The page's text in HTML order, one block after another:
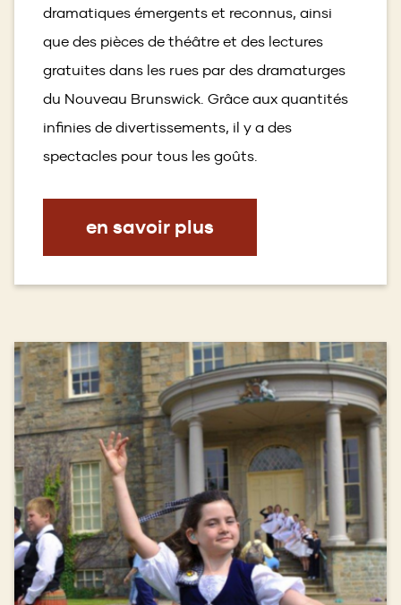
dramatiques émergents et reconnus, ainsi
que des pièces de théâtre et des lectures
gratuites dans les rues par des dramaturges
du Nouveau Brunswick. Grâce aux quantités
infinies de divertissements, il y a des
spectacles pour tous les goûts.
en savoir plus